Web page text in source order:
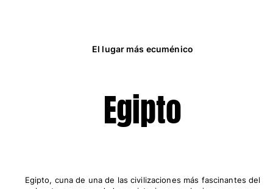
El lugar más ecuménico
Egipto
Egipto, cuna de una de las civilizaciones más fascinantes del